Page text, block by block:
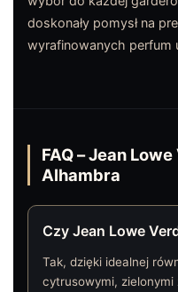
doskonały pomysł na
wyrafinowanych perfum
FAQ – Jean
Alhambra
Czy Jean Lowe
Tak, dzięki idealnej
cytrusowymi, zielonymi